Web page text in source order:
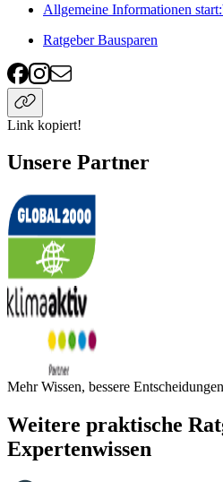
Allgemeine Informationen
Ratgeber Bausparen
Link kopiert!
Unsere Partner
Mehr Wissen, bessere Entscheidungen
Weitere praktische
Expertenwissen